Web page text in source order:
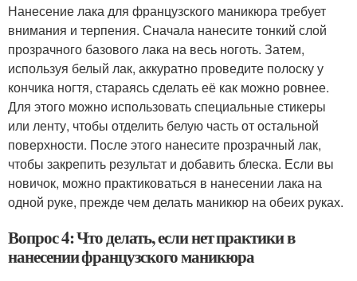
Нанесение лака для французского маникюра требует
внимания и терпения. Сначала нанесите тонкий слой
прозрачного базового лака на весь ноготь. Затем,
используя белый лак, аккуратно проведите полоску у
кончика ногтя, стараясь сделать её как можно ровнее.
Для этого можно использовать специальные стикеры
или ленту, чтобы отделить белую часть от остальной
поверхности. После этого нанесите прозрачный лак,
чтобы закрепить результат и добавить блеска. Если вы
новичок, можно практиковаться в нанесении лака на
одной руке, прежде чем делать маникюр на обеих руках.
Вопрос 4: Что делать, если нет практики в
нанесении французского маникюра